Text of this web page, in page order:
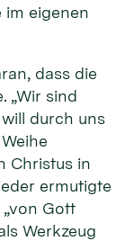
im eigenen
dass die
„Wir sind
durch uns
Christus in
ermutigte
Gott
Werkzeug